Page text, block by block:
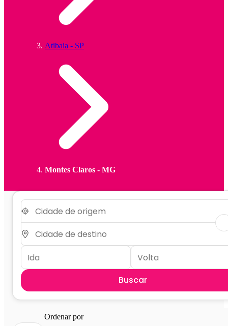
Atibaia - SP
Montes Claros - MG
Buscar
Ordenar por